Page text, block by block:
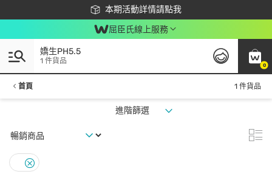
本期活動詳情請點我
下載app最高回饋$350
屈臣氏線上服務
0
嬌生PH5.5
1 件貨品
首頁 1 件貨品
進階篩選